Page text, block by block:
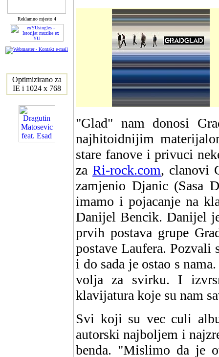
Reklamno mjesto 4
Optimizirano za
IE i 1024 x 768
"Glad" nam donosi
najhitoidnijim
stare fanove i privuci
zaRi-rock.com, clanovi
zamjenio Djanic (Sasa
imamo i pojacanje na
Danijel Bencik. Danijel
prvih postava grupe
postave Laufera. Pozvali
i do sada je ostao s
volja za svirku. I
klavijatura koje su nam
Svi koji su vec culi
autorski najboljem i
benda. "Mislimo da je